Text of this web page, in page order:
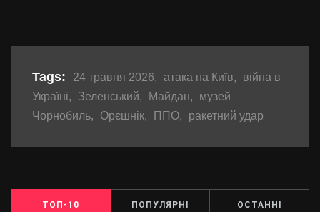
Tags: 24 травня 2026, атака на Київ,
війна в
Україні, Зеленський, Майдан,
музей
Чорнобиль, Орєшнік, ППО, ракетний удар
ТОП-10 ПОПУЛЯРНІ ОСТАННІ